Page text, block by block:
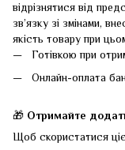
відрізнятися від
зв’язку зі змінами,
якість товару при
Готівкою при
Онлайн-оплата
🎁 Отримайте
Щоб скористатися